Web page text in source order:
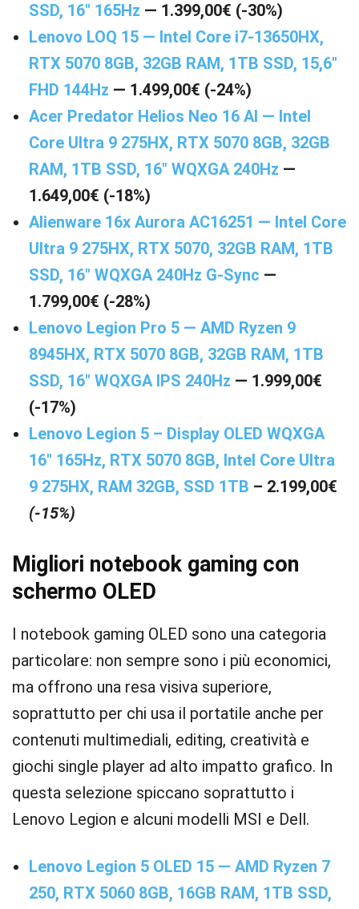
SSD, 16″ 165Hz — 1.399,00€ (-30%)
Lenovo LOQ 15 — Intel Core i7-13650HX,
RTX 5070 8GB, 32GB RAM, 1TB SSD, 15,6″
FHD 144Hz — 1.499,00€ (-24%)
Acer Predator Helios Neo 16 AI — Intel
Core Ultra 9 275HX, RTX 5070 8GB, 32GB
RAM, 1TB SSD, 16″ WQXGA 240Hz —
1.649,00€ (-18%)
Alienware 16x Aurora AC16251 — Intel Core
Ultra 9 275HX, RTX 5070, 32GB RAM, 1TB
SSD, 16″ WQXGA 240Hz G-Sync —
1.799,00€ (-28%)
Lenovo Legion Pro 5 — AMD Ryzen 9
8945HX, RTX 5070 8GB, 32GB RAM, 1TB
SSD, 16″ WQXGA IPS 240Hz — 1.999,00€
(-17%)
Lenovo Legion 5 – Display OLED WQXGA
16″ 165Hz, RTX 5070 8GB, Intel Core Ultra
9 275HX, RAM 32GB, SSD 1TB – 2.199,00€
(-15%)
Migliori notebook gaming con
schermo OLED
I notebook gaming OLED sono una categoria
particolare: non sempre sono i più economici,
ma offrono una resa visiva superiore,
soprattutto per chi usa il portatile anche per
contenuti multimediali, editing, creatività e
giochi single player ad alto impatto grafico. In
questa selezione spiccano soprattutto i
Lenovo Legion e alcuni modelli MSI e Dell.
Lenovo Legion 5 OLED 15 — AMD Ryzen 7
250, RTX 5060 8GB, 16GB RAM, 1TB SSD,